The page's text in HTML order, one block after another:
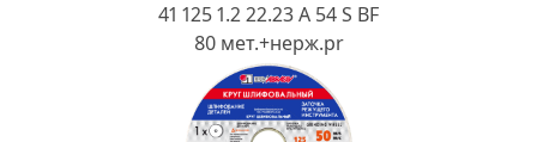
41 125 1.2 22.23 A 54 S BF
80 мет.+нерж.pr